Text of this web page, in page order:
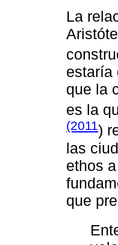
La
estaría
que la
es la
(2011)
las
ethos
que